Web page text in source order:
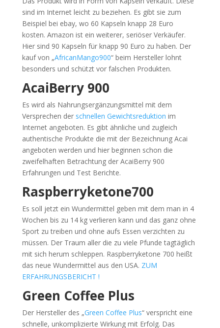
sind im Internet leicht zu beziehen. Es gibt sie zum
Beispiel bei ebay, wo 60 Kapseln knapp 28 Euro
kosten. Amazon ist ein weiterer, seriöser Verkäufer.
Hier sind 90 Kapseln für knapp 90 Euro zu haben. Der
kauf von „AfricanMango900“ beim Hersteller lohnt
besonders und schützt vor falschen Produkten.
AcaiBerry 900
Es wird als Nahrungsergänzungsmittel mit dem
Versprechen der schnellen Gewichtsreduktion im
Internet angeboten. Es gibt ähnliche und zugleich
authentische Produkte die mit der Bezeichnung Acai
angeboten werden und hier beginnen schon die
zweifelhaften Betrachtung der AcaiBerry 900
Erfahrungen und Test Berichte.
Raspberryketone700
Es soll jetzt ein Wundermittel geben mit dem man in 4
Wochen bis zu 14 kg verlieren kann und das ganz ohne
Sport zu treiben und ohne aufs Essen verzichten zu
müssen. Der Traum aller die zu viele Pfunde tagtäglich
mit sich herum schleppen. Raspberryketone 700 heißt
das neue Wundermittel aus den USA. ZUM
ERFAHRUNGSBERICHT !
Green Coffee Plus
Der Hersteller des „Green Coffee Plus“ verspricht eine
schnelle, unkomplizierte Wirkung mit Erfolg. Das